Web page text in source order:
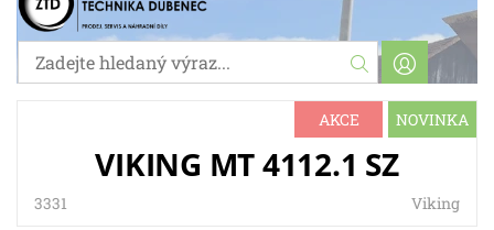
AKCE NOVINKA
VIKING MT 4112.1 SZ
3331 Viking